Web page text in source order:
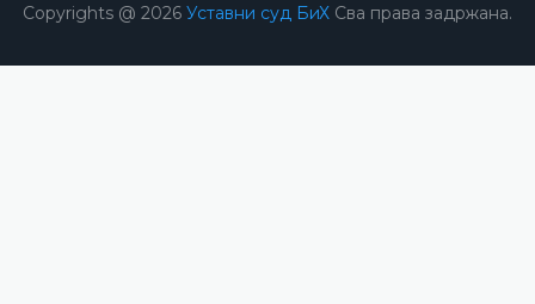
Copyrights @ 2026 Уставни суд БиХ Сва права задржана.